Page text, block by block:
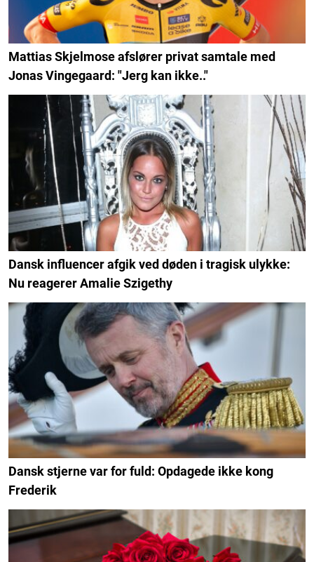
Mattias Skjelmose afslører privat samtale med
Jonas Vingegaard: "Jerg kan ikke.."
Dansk influencer afgik ved døden i tragisk ulykke:
Nu reagerer Amalie Szigethy
Dansk stjerne var for fuld: Opdagede ikke kong
Frederik